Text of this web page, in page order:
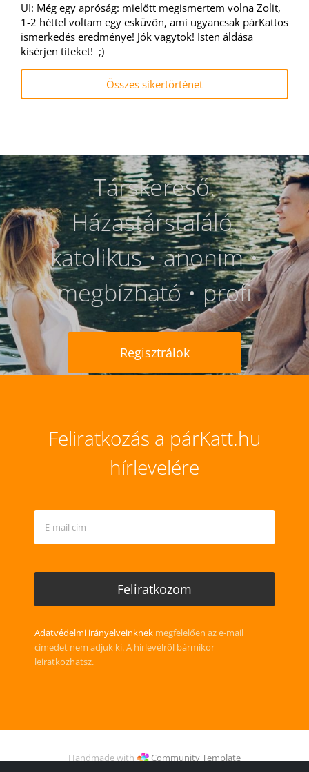
UI: Még egy apróság: mielőtt megismertem volna Zolit,
1-2 héttel voltam egy esküvőn, ami ugyancsak párKattos
ismerkedés eredménye! Jók vagytok! Isten áldása
kísérjen titeket! ;)
Összes sikertörténet
Társkereső.
Házastárstaláló.
katolikus • anonim •
megbízható • profi
Regisztrálok
Feliratkozás a párKatt.hu
hírlevelére
Adatvédelmi irányelveinknek megfelelően az e-mail
címedet nem adjuk ki. A hírlevélről bármikor
leiratkozhatsz.
Handmade with
Community Template